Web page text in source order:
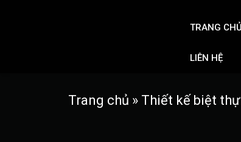
TRANG CHỦ
LIÊN HỆ
Trang chủ » Thiết kế biệt